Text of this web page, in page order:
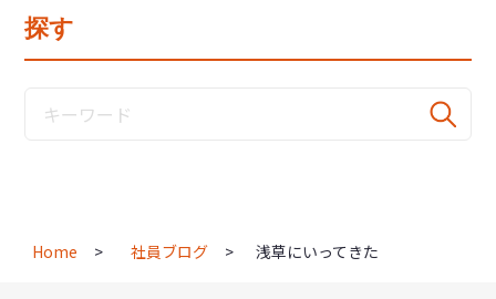
探す
Home 社員ブログ 浅草にいってきた